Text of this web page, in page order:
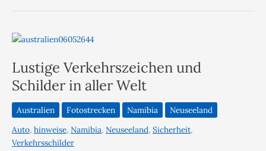
Lustige Verkehrszeichen und
Schilder in aller Welt
Australien Fotostrecken Namibia
Neuseeland
Auto, hinweise, Namibia, Neuseeland, Sicherheit,
Verkehrsschilder